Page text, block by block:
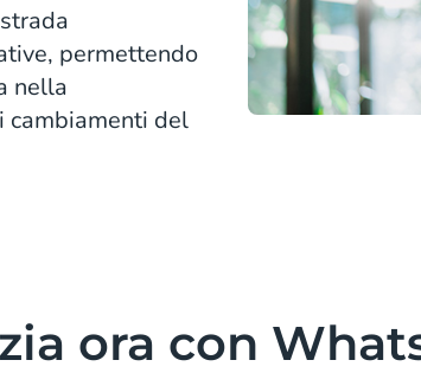
permettendo
nella
cambiamenti del
ora con